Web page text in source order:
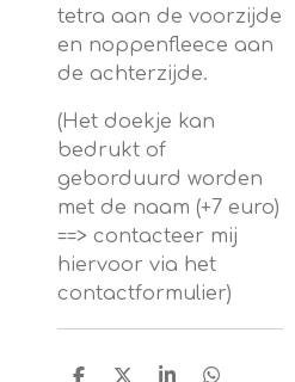
tetra aan de voorzijde
en noppenfleece aan
de achterzijde.
(Het doekje kan
bedrukt of
geborduurd worden
met de naam (+7 euro)
==> contacteer mij
hiervoor via het
contactformulier)